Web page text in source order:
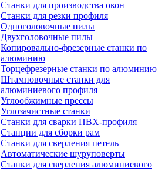
Станки для производства окон
Станки для резки профиля
Одноголовочные пилы
Двухголовочные пилы
Копировально-фрезерные станки по
алюминию
Торцефрезерные станки по алюминию
Штамповочные станки для
алюминиевого профиля
Углообжимные прессы
Углозачистные станки
Станки для сварки ПВХ-профиля
Станции для сборки рам
Станки для сверления петель
Автоматические шуруповерты
Станки для сверления алюминиевого